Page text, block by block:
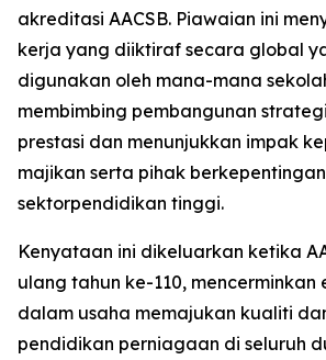
akreditasi AACSB. Piawaian ini
kerja yang diiktiraf secara global
digunakan oleh mana-mana
membimbing pembangunan
prestasi dan menunjukkan impak
majikan serta pihak
sektorpendidikan tinggi.
Kenyataan ini dikeluarkan ketika
ulang tahun ke-110, mencerminkan
dalam usaha memajukan kualiti
pendidikan perniagaan di seluruh